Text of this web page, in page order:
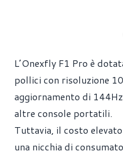
L’Onexfly F1 Pro è
pollici con risoluzione
aggiornamento di
altre console portatili.
Tuttavia, il costo
una nicchia di